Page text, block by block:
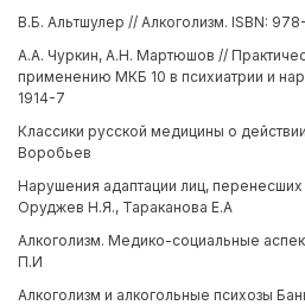
В.Б. Альтшулер // Алкоголизм. ISBN:
А.А. Чуркин, А.Н. Мартюшов //
применению МКБ 10 в психиатрии и
1914-7
Классики русской медицины о
Воробьев
Нарушения адаптации лиц,
Оруджев Н.Я., Тараканова Е.А
Алкоголизм. Медико-социальные
П.И
Алкоголизм и алкогольные психозы